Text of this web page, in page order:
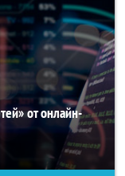
от онлайн-